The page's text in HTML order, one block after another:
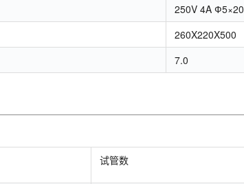
250V 4A Ф5×20
260X220X500
7.0
试管数